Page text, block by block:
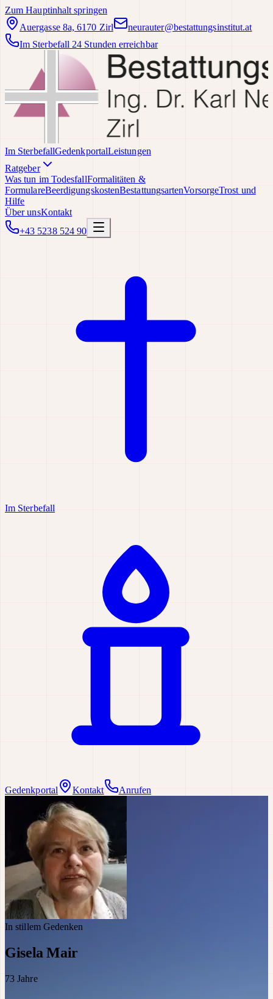
Zum Hauptinhalt springen
Auergasse 8a, 6170 Zirl
neurauter@bestattungsinstitut.at
Im Sterbefall 24 Stunden erreichbar
Im SterbefallGedenkportalLeistungen
Ratgeber
Was tun im TodesfallFormalitäten &
FormulareBeerdigungskostenBestattungsartenVorsorgeTrost und
Hilfe
Über unsKontakt
+43 5238 524 90
Im Sterbefall
Gedenkportal Kontakt Anrufen
In stillem Gedenken
Gisela Mair
73 Jahre